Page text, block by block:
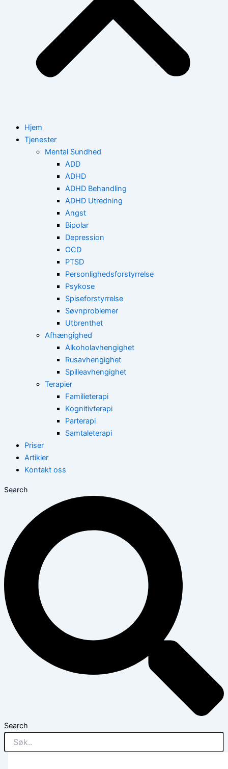
Hjem
Tjenester
Mental Sundhed
ADD
ADHD
ADHD Behandling
ADHD Utredning
Angst
Bipolar
Depression
OCD
PTSD
Personlighedsforstyrrelse
Psykose
Spiseforstyrrelse
Søvnproblemer
Utbrenthet
Afhængighed
Alkoholavhengighet
Rusavhengighet
Spilleavhengighet
Terapier
Familieterapi
Kognitivterapi
Parterapi
Samtaleterapi
Priser
Artikler
Kontakt oss
Search
Search